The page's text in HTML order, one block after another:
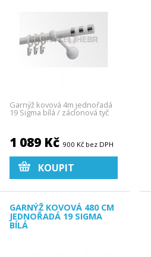
Garnýž kovová 4m jednořadá
19 Sigma bílá / záclonová tyč
1 089 Kč 900 Kč bez DPH
KOUPIT
GARNÝŽ KOVOVÁ 480 CM
JEDNOŘADÁ 19 SIGMA
BÍLÁ